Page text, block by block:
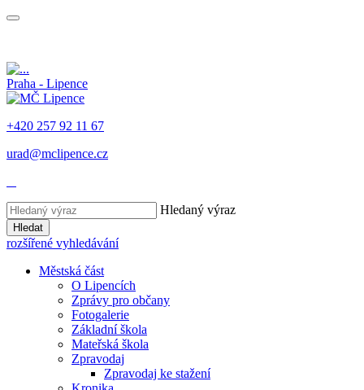
Praha - Lipence
+420 257 92 11 67
urad@mclipence.cz
Hledaný výraz
Hledat
rozšířené vyhledávání
Městská část
O Lipencích
Zprávy pro občany
Fotogalerie
Základní škola
Mateřská škola
Zpravodaj
Zpravodaj ke stažení